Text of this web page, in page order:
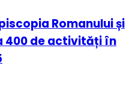
Romanului și
400 de activități în